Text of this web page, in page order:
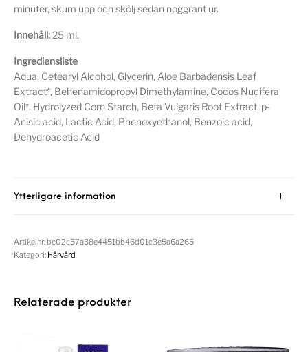
minuter, skum upp och skölj sedan noggrant ur.
Innehåll: 25 ml.
Ingrediensliste
Aqua, Cetearyl Alcohol, Glycerin, Aloe Barbadensis Leaf
Extract*, Behenamidopropyl Dimethylamine, Cocos Nucifera
Oil*, Hydrolyzed Corn Starch, Beta Vulgaris Root Extract, p-
Anisic acid, Lactic Acid, Phenoxyethanol, Benzoic acid,
Dehydroacetic Acid
Ytterligare information
Artikelnr: bc02c57a38e4451bb46d01c3e5a6a265
Kategori: Hårvård
Relaterade produkter